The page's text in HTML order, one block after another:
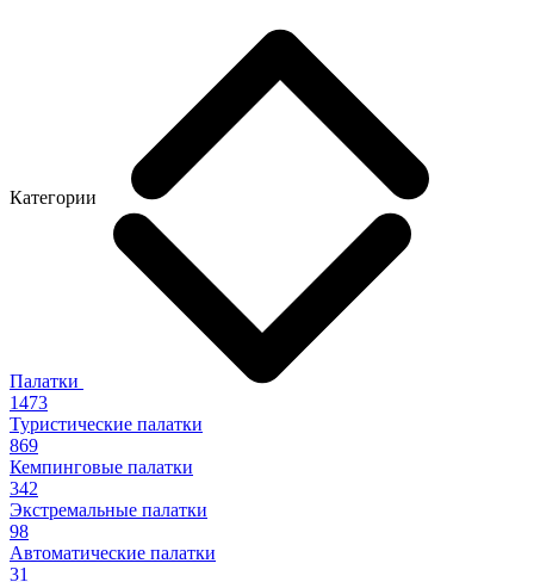
Категории
Палатки
1473
Туристические палатки
869
Кемпинговые палатки
342
Экстремальные палатки
98
Автоматические палатки
31